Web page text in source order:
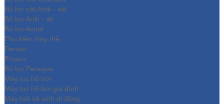
Bộ lọc cát Artik - akt
Bộ lọc Artik - ak
Bộ lọc Astral
Phụ kiện thay thế
Pentair
Emaux
Bộ lọc Peraqua
Máy lọc hồ bơi
Máy lọc hồ bơi gia đình
Máy hút vệ sinh di động